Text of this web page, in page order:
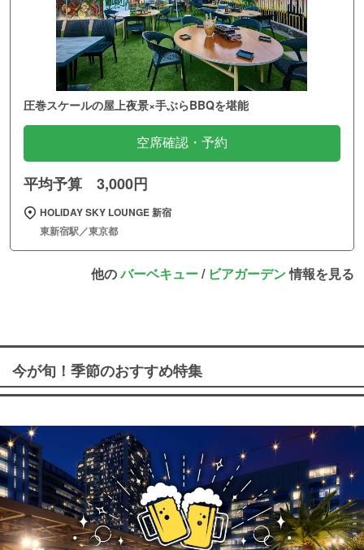
圧巻スケールの屋上夜景×手ぶらBBQを堪能
空席確認・予約
平均予算 3,000円
HOLIDAY SKY LOUNGE 新宿
東新宿駅／東京都
他のバーベキュー/ ビアガーデン情報を見る
今が旬！季節のおすすめ特集